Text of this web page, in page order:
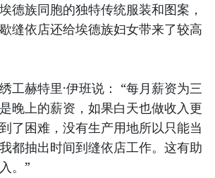
德族同胞的独特传统服装和图案，
缝依店还给埃德族妇女带来了较高
工赫特里·伊班说： “每月薪资为三
晚上的薪资，如果白天也做收入更
了困难，没有生产用地所以只能当
都抽出时间到缝依店工作。这有助
。”